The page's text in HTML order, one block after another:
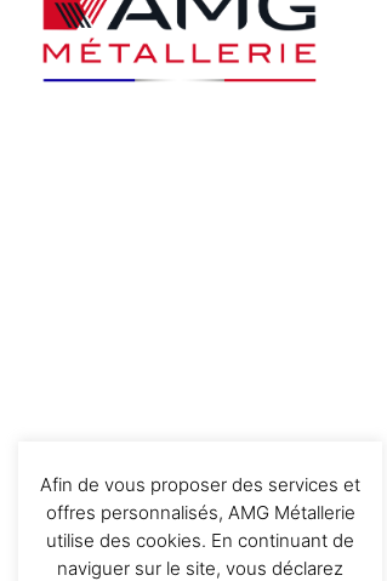
Afin de vous proposer des services et
offres personnalisés, AMG Métallerie
utilise des cookies. En continuant de
naviguer sur le site, vous déclarez